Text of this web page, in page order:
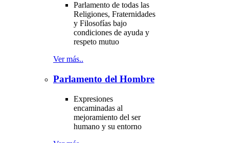
Parlamento de todas las
Religiones, Fraternidades
y Filosofías bajo
condiciones de ayuda y
respeto mutuo
Ver más..
Parlamento del Hombre
Expresiones
encaminadas al
mejoramiento del ser
humano y su entorno